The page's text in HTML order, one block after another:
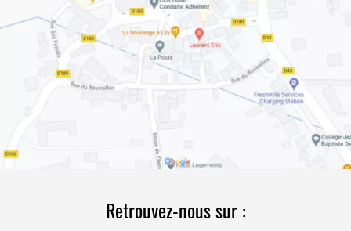
Retrouvez-nous sur :